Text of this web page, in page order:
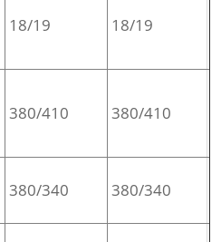
18/19 18/19
380/410 380/410
380/340 380/340